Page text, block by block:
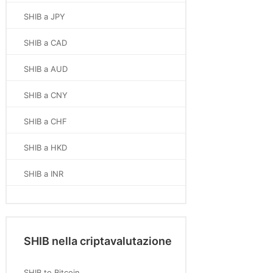
SHIB a JPY
SHIB a CAD
SHIB a AUD
SHIB a CNY
SHIB a CHF
SHIB a HKD
SHIB a INR
SHIB nella criptavalutazione